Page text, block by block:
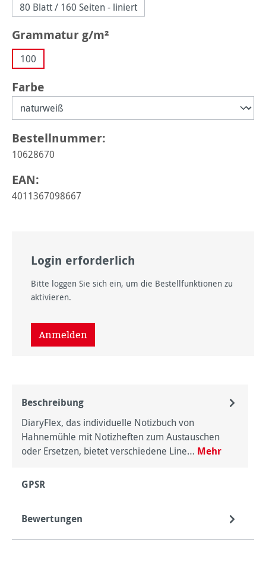
80 Blatt / 160 Seiten - liniert
Grammatur g/m²
100
Farbe
Bestellnummer:
10628670
EAN:
4011367098667
Login erforderlich
Bitte loggen Sie sich ein, um die Bestellfunktionen zu
aktivieren.
Anmelden
Beschreibung
DiaryFlex, das individuelle Notizbuch von
Hahnemühle mit Notizheften zum Austauschen
oder Ersetzen, bietet verschiedene Line… Mehr
GPSR
Bewertungen